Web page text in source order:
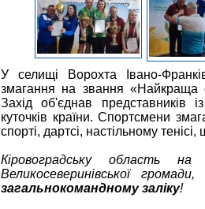
У селищі Ворохта Івано-
змагання на звання «Найкраща
Захід об'єднав представників
куточків країни. Спортсмени
спорті, дартсі, настільному
Кіровоградську область
Великосеверинівської
загальнокомандному заліку!